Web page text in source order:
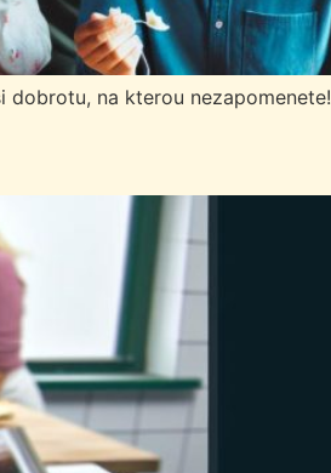
na kterou nezapomenete!